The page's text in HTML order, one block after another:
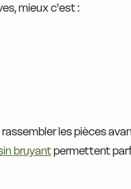
mieux c'est :
les pièces
bruyantpermettent